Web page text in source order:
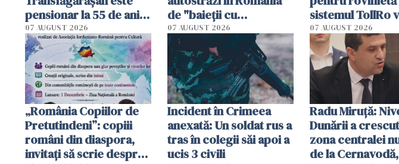
pensionar la 55 de ani.
Poliția l-a identificat
07 AUGUST 2026
de "baieții cu
platforme": "Mi-au
cerut 1200 lei să mă
tracteze"
07 AUGUST 2026
sistemul TollRo
începe la 1
07 AUGUST 2026
„România Copiilor de
Pretutindeni”: copiii
români din diaspora,
invitați să scrie despre
Incident în Crimeea
anexată: Un soldat rus a
tras în colegii săi apoi a
ucis 3 civili
Radu Miruţă:
Dunării a
zona centralei
de la